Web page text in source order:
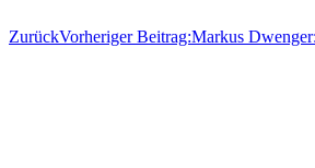
ZurückVorheriger Beitrag:Markus